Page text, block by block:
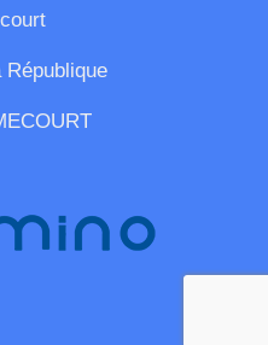
République